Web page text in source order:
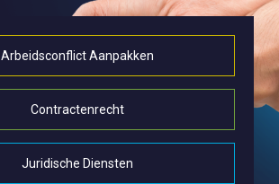
Arbeidsconflict Aanpakken
Contractenrecht
Juridische Diensten